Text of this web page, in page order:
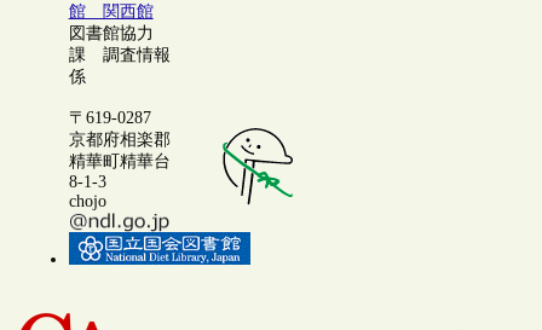
館 関西館
図書館協力
課 調査情報
係
〒619-0287
京都府相楽郡
精華町精華台
8-1-3
chojo